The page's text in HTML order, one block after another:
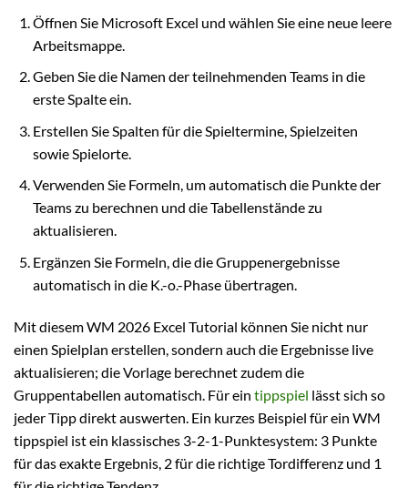
Öffnen Sie Microsoft Excel und wählen Sie eine neue leere
Arbeitsmappe.
Geben Sie die Namen der teilnehmenden Teams in die
erste Spalte ein.
Erstellen Sie Spalten für die Spieltermine, Spielzeiten
sowie Spielorte.
Verwenden Sie Formeln, um automatisch die Punkte der
Teams zu berechnen und die Tabellenstände zu
aktualisieren.
Ergänzen Sie Formeln, die die Gruppenergebnisse
automatisch in die K.-o.-Phase übertragen.
Mit diesem WM 2026 Excel Tutorial können Sie nicht nur
einen Spielplan erstellen, sondern auch die Ergebnisse live
aktualisieren; die Vorlage berechnet zudem die
Gruppentabellen automatisch. Für ein tippspiel lässt sich so
jeder Tipp direkt auswerten. Ein kurzes Beispiel für ein WM
tippspiel ist ein klassisches 3-2-1-Punktesystem: 3 Punkte
für das exakte Ergebnis, 2 für die richtige Tordifferenz und 1